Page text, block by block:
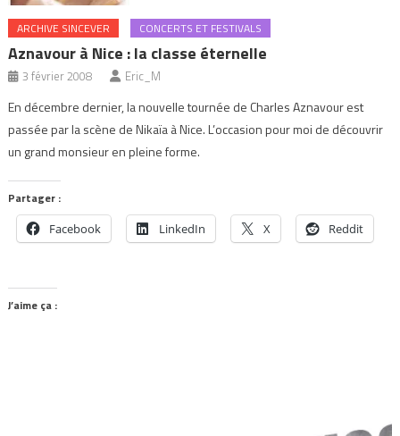
ARCHIVE SINCEVER CONCERTS ET FESTIVALS
Aznavour à Nice : la classe éternelle
3 février 2008 Eric_M
En décembre dernier, la nouvelle tournée de Charles Aznavour est
passée par la scène de Nikaïa à Nice. L’occasion pour moi de découvrir
un grand monsieur en pleine forme.
Partager :
Facebook LinkedIn X Reddit
J’aime ça :